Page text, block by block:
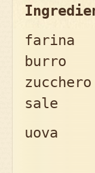
farina
burro
sale